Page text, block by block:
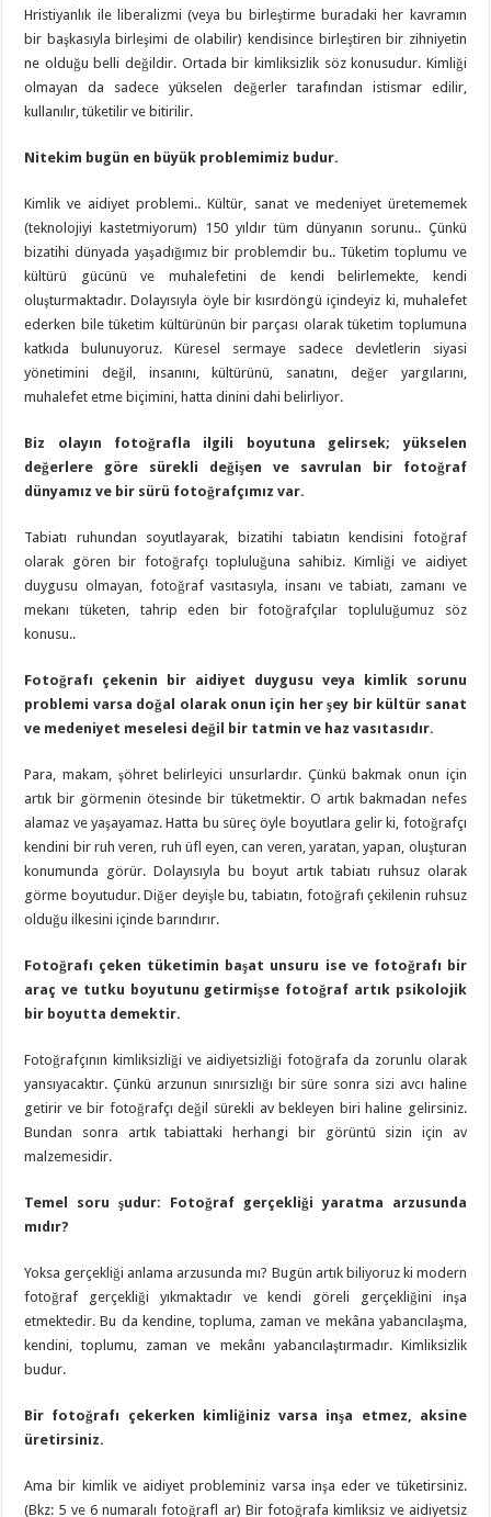
Hristiyanlık ile liberalizmi (veya bu birleştirme buradaki her kavramın
bir başkasıyla birleşimi de olabilir) kendisince birleştiren bir zihniyetin
ne olduğu belli değildir. Ortada bir kimliksizlik söz konusudur. Kimliği
olmayan da sadece yükselen değerler tarafından istismar edilir,
kullanılır, tüketilir ve bitirilir.
Nitekim bugün en büyük problemimiz budur.
Kimlik ve aidiyet problemi.. Kültür, sanat ve medeniyet üretememek
(teknolojiyi kastetmiyorum) 150 yıldır tüm dünyanın sorunu.. Çünkü
bizatihi dünyada yaşadığımız bir problemdir bu.. Tüketim toplumu ve
kültürü gücünü ve muhalefetini de kendi belirlemekte, kendi
oluşturmaktadır. Dolayısıyla öyle bir kısırdöngü içindeyiz ki, muhalefet
ederken bile tüketim kültürünün bir parçası olarak tüketim toplumuna
katkıda bulunuyoruz. Küresel sermaye sadece devletlerin siyasi
yönetimini değil, insanını, kültürünü, sanatını, değer yargılarını,
muhalefet etme biçimini, hatta dinini dahi belirliyor.
Biz olayın fotoğrafla ilgili boyutuna gelirsek; yükselen
değerlere göre sürekli değişen ve savrulan bir fotoğraf
dünyamız ve bir sürü fotoğrafçımız var.
Tabiatı ruhundan soyutlayarak, bizatihi tabiatın kendisini fotoğraf
olarak gören bir fotoğrafçı topluluğuna sahibiz. Kimliği ve aidiyet
duygusu olmayan, fotoğraf vasıtasıyla, insanı ve tabiatı, zamanı ve
mekanı tüketen, tahrip eden bir fotoğrafçılar topluluğumuz söz
konusu..
Fotoğrafı çekenin bir aidiyet duygusu veya kimlik sorunu
problemi varsa doğal olarak onun için her şey bir kültür sanat
ve medeniyet meselesi değil bir tatmin ve haz vasıtasıdır.
Para, makam, şöhret belirleyici unsurlardır. Çünkü bakmak onun için
artık bir görmenin ötesinde bir tüketmektir. O artık bakmadan nefes
alamaz ve yaşayamaz. Hatta bu süreç öyle boyutlara gelir ki, fotoğrafçı
kendini bir ruh veren, ruh üfl eyen, can veren, yaratan, yapan, oluşturan
konumunda görür. Dolayısıyla bu boyut artık tabiatı ruhsuz olarak
görme boyutudur. Diğer deyişle bu, tabiatın, fotoğrafı çekilenin ruhsuz
olduğu ilkesini içinde barındırır.
Fotoğrafı çeken tüketimin başat unsuru ise ve fotoğrafı bir
araç ve tutku boyutunu getirmişse fotoğraf artık psikolojik
bir boyutta demektir.
Fotoğrafçının kimliksizliği ve aidiyetsizliği fotoğrafa da zorunlu olarak
yansıyacaktır. Çünkü arzunun sınırsızlığı bir süre sonra sizi avcı haline
getirir ve bir fotoğrafçı değil sürekli av bekleyen biri haline gelirsiniz.
Bundan sonra artık tabiattaki herhangi bir görüntü sizin için av
malzemesidir.
Temel soru şudur: Fotoğraf gerçekliği yaratma arzusunda
mıdır?
Yoksa gerçekliği anlama arzusunda mı? Bugün artık biliyoruz ki modern
fotoğraf gerçekliği yıkmaktadır ve kendi göreli gerçekliğini inşa
etmektedir. Bu da kendine, topluma, zaman ve mekâna yabancılaşma,
kendini, toplumu, zaman ve mekânı yabancılaştırmadır. Kimliksizlik
budur.
Bir fotoğrafı çekerken kimliğiniz varsa inşa etmez, aksine
üretirsiniz.
Ama bir kimlik ve aidiyet probleminiz varsa inşa eder ve tüketirsiniz.
(Bkz: 5 ve 6 numaralı fotoğrafl ar) Bir fotoğrafa kimliksiz ve aidiyetsiz